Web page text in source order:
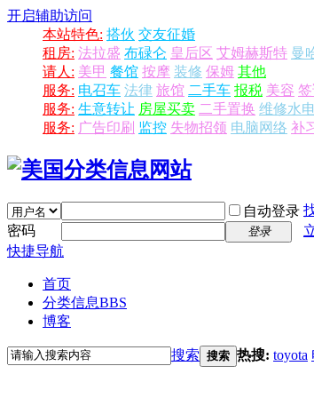
开启辅助访问
本站特色: 搭伙 交友征婚
租房: 法拉盛 布碌仑 皇后区 艾姆赫斯特 曼
请人: 美甲 餐馆 按摩 装修 保姆 其他
服务: 电召车 法律 旅馆 二手车 报税 美容
服务: 生意转让 房屋买卖 二手置换 维修水
服务: 广告印刷 监控 失物招领 电脑网络 补
自动登录
密码
登录
快捷导航
首页
分类信息BBS
博客
搜索 搜索 热搜: toyota